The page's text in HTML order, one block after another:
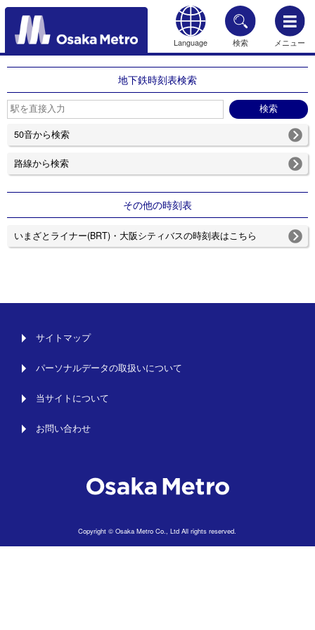
Language 検索 メニュー
もどる
地下鉄時刻表検索
50音から検索
路線から検索
その他の時刻表
いまざとライナー(BRT)・大阪シティバスの時刻表はこちら
サイトマップ
パーソナルデータの取扱いについて
当サイトについて
お問い合わせ
Copyright © Osaka Metro Co., Ltd All rights reserved.